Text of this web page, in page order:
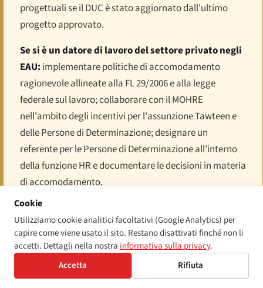
progettuali se il DUC è stato aggiornato dall'ultimo
progetto approvato.
Se si è un datore di lavoro del settore privato negli
EAU: implementare politiche di accomodamento
ragionevole allineate alla FL 29/2006 e alla legge
federale sul lavoro; collaborare con il MOHRE
nell'ambito degli incentivi per l'assunzione Tawteen e
delle Persone di Determinazione; designare un
referente per le Persone di Determinazione all'interno
della funzione HR e documentare le decisioni in materia
di accomodamento.
Il filo conduttore
Il regime di accessibilità degli EAU è un quadro di riferimento
federale con una deliberata architettura a due livelli: un
Cookie
Utilizziamo cookie analitici facoltativi (Google Analytics) per
capire come viene usato il sito. Restano disattivati finché non li
accetti. Dettagli nella nostra informativa sulla privacy.
Accetta
Rifiuta